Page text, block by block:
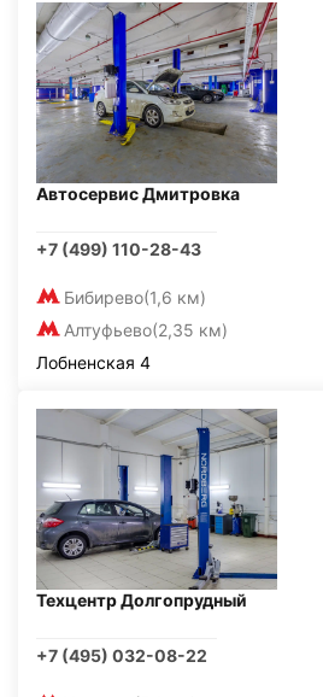
Автосервис Дмитровка
+7 (499) 110-28-43
Бибирево(1,6 км)
Алтуфьево(2,35 км)
Лобненская 4
Техцентр Долгопрудный
+7 (495) 032-08-22